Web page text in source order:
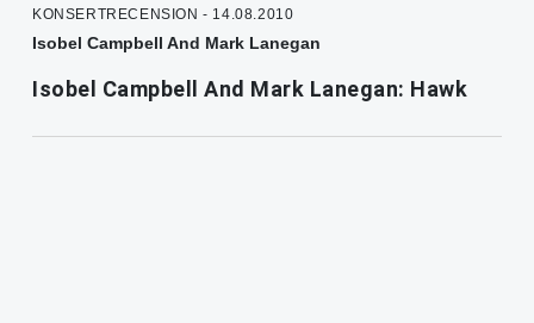
KONSERTRECENSION - 14.08.2010
Isobel Campbell And Mark Lanegan
Isobel Campbell And Mark Lanegan: Hawk